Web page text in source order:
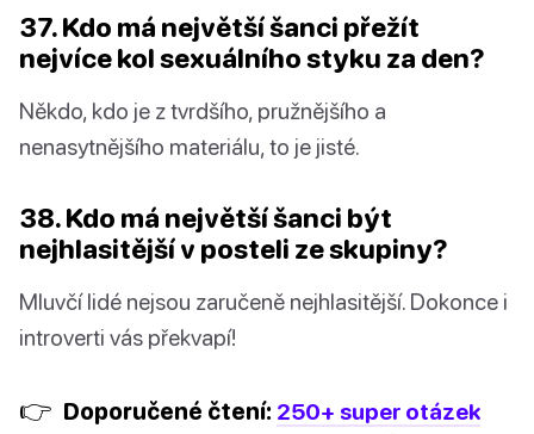
37. Kdo má největší šanci přežít
nejvíce kol sexuálního styku za den?
Někdo, kdo je z tvrdšího, pružnějšího a
nenasytnějšího materiálu, to je jisté.
38. Kdo má největší šanci být
nejhlasitější v posteli ze skupiny?
Mluvčí lidé nejsou zaručeně nejhlasitější. Dokonce i
introverti vás překvapí!
👉 Doporučené čtení: 250+ super otázek